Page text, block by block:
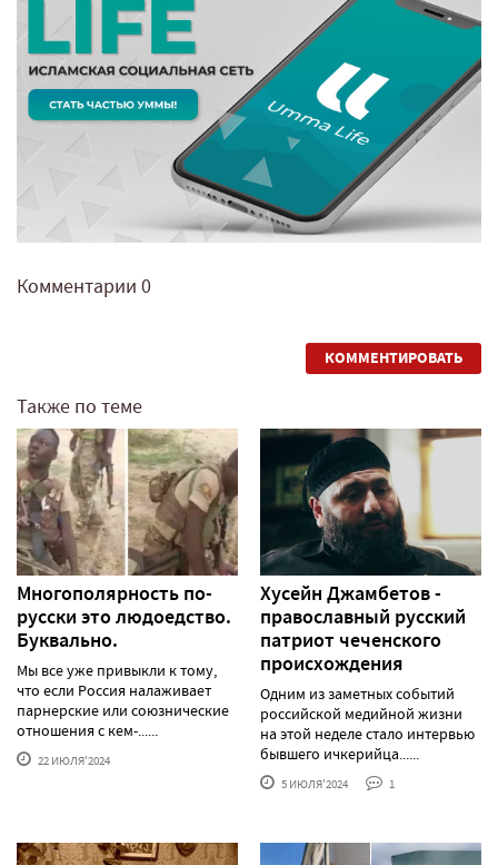
Комментарии 0
КОММЕНТИРОВАТЬ
Также по теме
Многополярность по-
русски это людоедство.
Буквально.
Мы все уже привыкли к тому,
что если Россия налаживает
парнерские или союзнические
отношения с кем-......
22 ИЮЛЯ'2024
Хусейн Джамбетов -
православный русский
патриот чеченского
происхождения
Одним из заметных событий
российской медийной жизни
на этой неделе стало интервью
бывшего ичкерийца......
5 ИЮЛЯ'2024 1